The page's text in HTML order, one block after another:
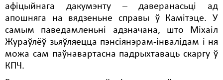
афіцыйнага дакумэнту – даверанасьці ад
апошняга на вядзеньне справы ў Камітэце. У
самым паведамленьні адзначана, што Міхаіл
Жураўлёў зьяўляецца пэнсіянэрам-інвалідам і ня
можа сам паўнавартасна падрыхтаваць скаргу ў
КПЧ.